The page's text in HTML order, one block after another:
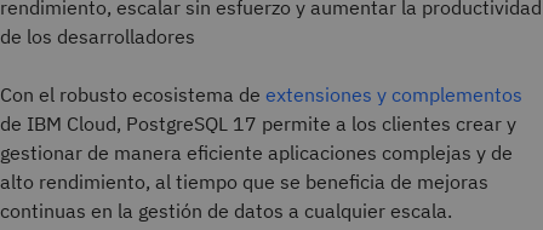
rendimiento, escalar sin esfuerzo y aumentar la productividad
de los desarrolladores
Con el robusto ecosistema de extensiones y complementos
de IBM Cloud, PostgreSQL 17 permite a los clientes crear y
gestionar de manera eficiente aplicaciones complejas y de
alto rendimiento, al tiempo que se beneficia de mejoras
continuas en la gestión de datos a cualquier escala.